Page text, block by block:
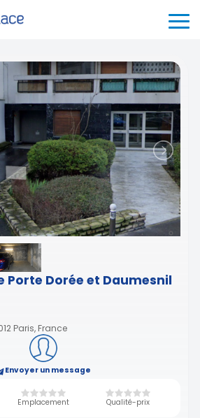
Porte Dorée et Daumesnil
Paris, France
Envoyer un message
Emplacement Qualité-prix